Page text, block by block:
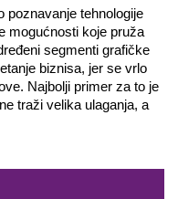
poznavanje tehnologije
mogućnosti koje pruža
segmenti grafičke
biznisa, jer se vrlo
Najbolji primer za to je
traži velika ulaganja, a